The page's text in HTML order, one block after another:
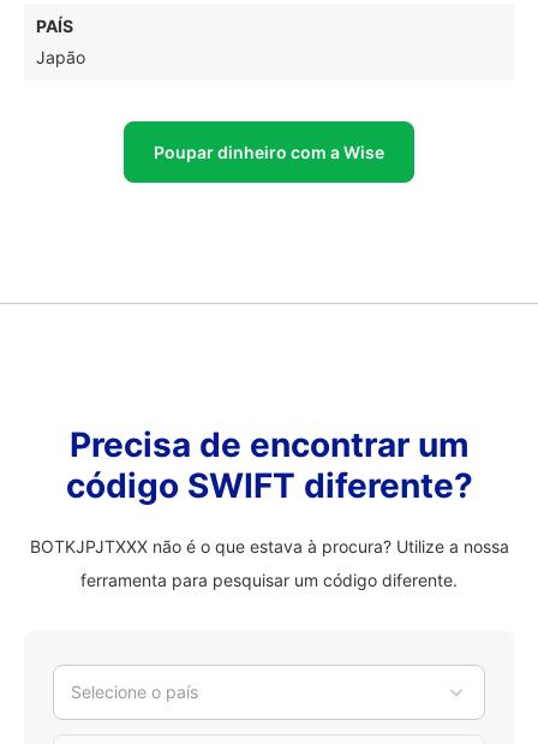
PAÍS
Japão
Poupar dinheiro com a Wise
Precisa de encontrar um
código SWIFT diferente?
BOTKJPJTXXX não é o que estava à procura? Utilize a nossa
ferramenta para pesquisar um código diferente.
Selecione o país